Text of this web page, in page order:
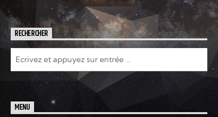
RECHERCHER
MENU